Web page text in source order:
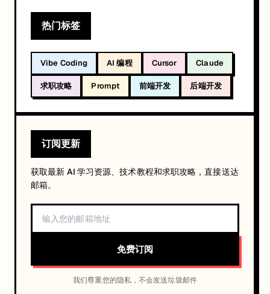
热门标签
Vibe Coding AI 编程 Cursor Claude
求职攻略 Prompt 前端开发 后端开发
订阅更新
获取最新 AI 学习资源、技术教程和求职攻略，直接送达
邮箱。
免费订阅
我们尊重您的隐私，不会发送垃圾邮件